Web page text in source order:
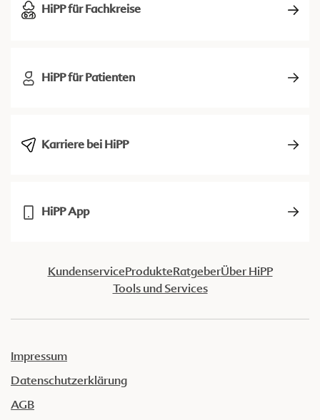
HiPP für Fachkreise
HiPP für Patienten
Karriere bei HiPP
HiPP App
KundenserviceProdukteRatgeberÜber HiPP
Tools und Services
Impressum
Datenschutzerklärung
AGB